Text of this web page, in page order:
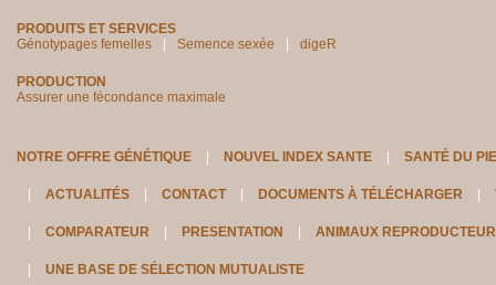
PRODUITS ET SERVICES
Génotypages femelles
Semence sexée digeR
PRODUCTION
Assurer une fécondance maximale
NOTRE OFFRE GÉNÉTIQUE NOUVEL INDEX SANTE SANTÉ DU
ACTUALITÉS CONTACT DOCUMENTS À TÉLÉCHARGER
COMPARATEUR PRESENTATION ANIMAUX
UNE BASE DE SÉLECTION MUTUALISTE